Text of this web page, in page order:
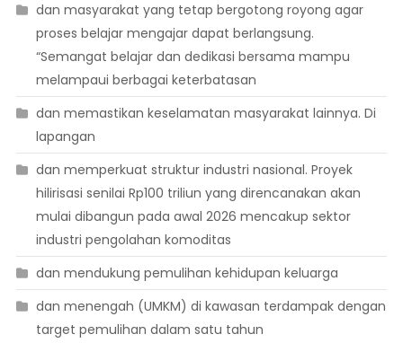
dan masyarakat yang tetap bergotong royong agar
proses belajar mengajar dapat berlangsung.
“Semangat belajar dan dedikasi bersama mampu
melampaui berbagai keterbatasan
dan memastikan keselamatan masyarakat lainnya. Di
lapangan
dan memperkuat struktur industri nasional. Proyek
hilirisasi senilai Rp100 triliun yang direncanakan akan
mulai dibangun pada awal 2026 mencakup sektor
industri pengolahan komoditas
dan mendukung pemulihan kehidupan keluarga
dan menengah (UMKM) di kawasan terdampak dengan
target pemulihan dalam satu tahun